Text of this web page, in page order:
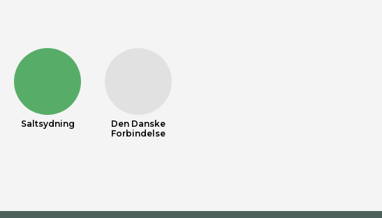
Saltsydning
Den Danske
Forbindelse